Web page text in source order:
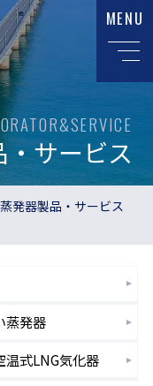
MENU
サービス
蒸発器製品・サービス
蒸発器
温式LNG気化器